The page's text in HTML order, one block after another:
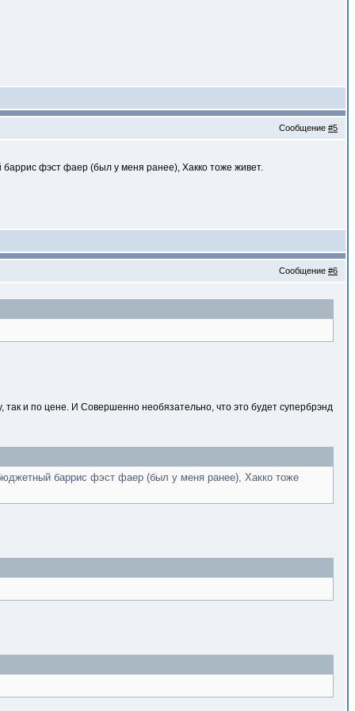
Сообщение #5
фэст фаер (был у меня ранее), Хакко тоже живет.
Сообщение #6
и по цене. И Совершенно необязательно, что это будет супербрэнд
баррис фэст фаер (был у меня ранее), Хакко тоже